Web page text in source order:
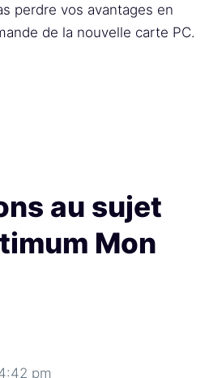
perdre vos avantages en
de la nouvelle carte PC.
au sujet
Mon
pm